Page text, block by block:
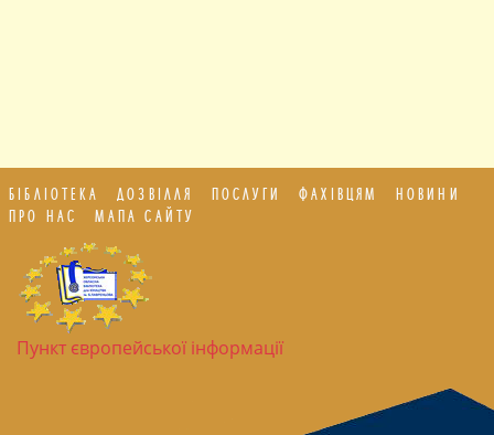
БІБЛІОТЕКА ДОЗВІЛЛЯ ПОСЛУГИ ФАХІВЦЯМ
НОВИНИ
ПРО НАС
МАПА САЙТУ
Пункт європейської інформації